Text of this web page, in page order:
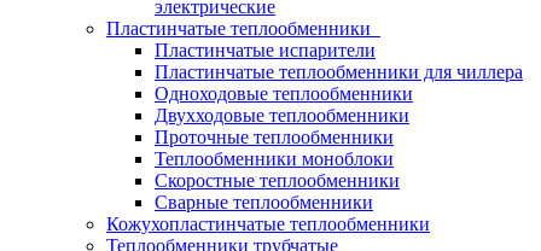
электрические
Пластинчатые теплообменники
Пластинчатые испарители
Пластинчатые теплообменники для чиллера
Одноходовые теплообменники
Двухходовые теплообменники
Проточные теплообменники
Теплообменники моноблоки
Скоростные теплообменники
Сварные теплообменники
Кожухопластинчатые теплообменники
Теплообменники трубчатые